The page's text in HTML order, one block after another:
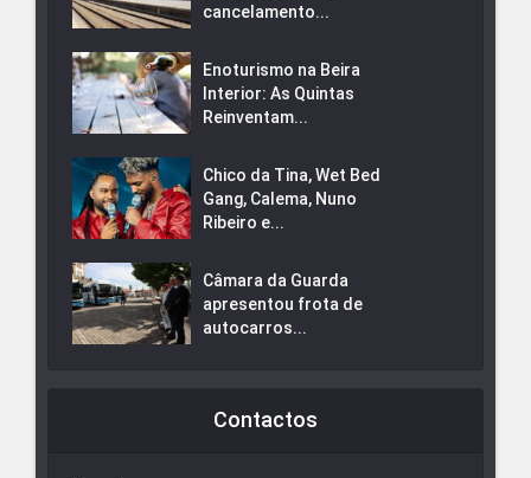
cancelamento...
Enoturismo na Beira
Interior: As Quintas
Reinventam...
Chico da Tina, Wet Bed
Gang, Calema, Nuno
Ribeiro e...
Câmara da Guarda
apresentou frota de
autocarros...
Contactos